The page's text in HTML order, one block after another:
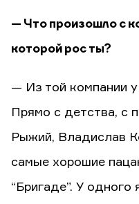
— Что произошло с
которой рос ты?
— Из той компании у
Прямо с детства, с
Рыжий, Владислав
самые хорошие
“Бригаде”. У